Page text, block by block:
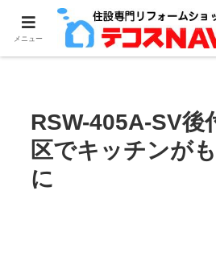
ホーム 食器洗浄機のリフォー
RSW-405A-SV後付け｜足立区でキッチ
RSW-405A-SV後
区でキッチンが
に
メニュー